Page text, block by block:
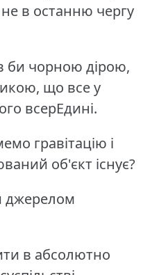
в останню чергу
би чорною дірою,
що все у
всерЕдині.
гравітацію і
об'єкт існує?
джерелом
в абсолютно